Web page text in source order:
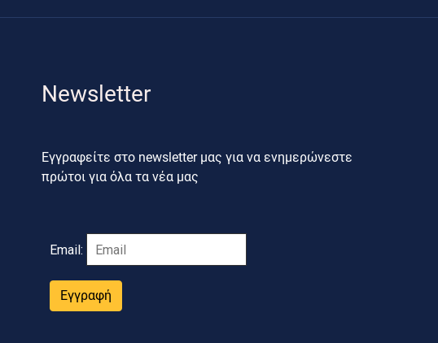
Newsletter
Εγγραφείτε στο newsletter μας για να ενημερώνεστε
πρώτοι για όλα τα νέα μας
Email:
Εγγραφή